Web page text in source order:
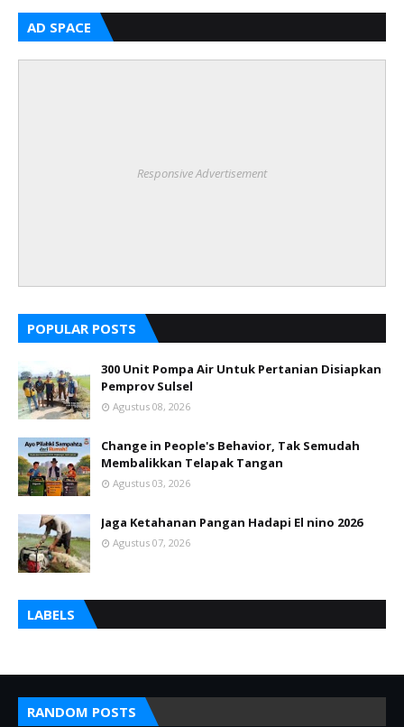
AD SPACE
Responsive Advertisement
POPULAR POSTS
300 Unit Pompa Air Untuk Pertanian Disiapkan
Pemprov Sulsel
Agustus 08, 2026
Change in People's Behavior, Tak Semudah
Membalikkan Telapak Tangan
Agustus 03, 2026
Jaga Ketahanan Pangan Hadapi El nino 2026
Agustus 07, 2026
LABELS
RANDOM POSTS